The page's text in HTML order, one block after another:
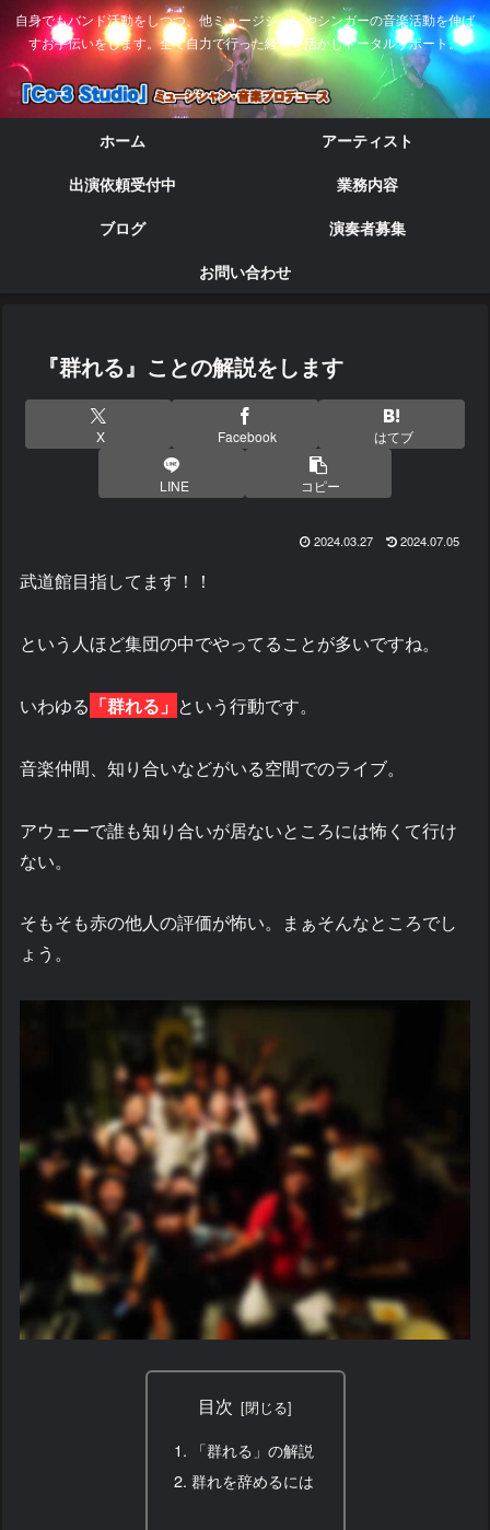
自身でもバンド活動をしつつ、他ミュージシャンやシンガーの音楽活動を伸ば
すお手伝いをします。全て自力で行った経験を活かしトータルサポート。
ホーム
アーティスト
出演依頼受付中
業務内容
ブログ
演奏者募集
お問い合わせ
『群れる』ことの解説をします
X Facebook はてブ
LINE コピー
2024.03.27 2024.07.05
武道館目指してます！！
という人ほど集団の中でやってることが多いですね。
いわゆる 「群れる」 という行動です。
音楽仲間、知り合いなどがいる空間でのライブ。
アウェーで誰も知り合いが居ないところには怖くて行け
ない。
そもそも赤の他人の評価が怖い。まぁそんなところでし
ょう。
目次
「群れる」の解説
群れを辞めるには